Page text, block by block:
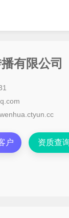
有限公司
户 资质查